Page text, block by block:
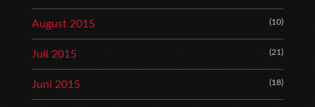
August 2015 (10)
Juli 2015 (21)
Juni 2015 (18)